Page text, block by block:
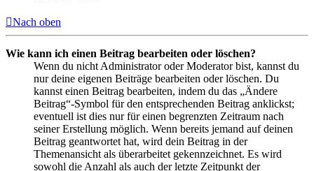
Nach oben
Wie kann ich einen Beitrag bearbeiten oder löschen?
Wenn du nicht Administrator oder Moderator bist, kannst du
nur deine eigenen Beiträge bearbeiten oder löschen. Du
kannst einen Beitrag bearbeiten, indem du das „Ändere
Beitrag“-Symbol für den entsprechenden Beitrag anklickst;
eventuell ist dies nur für einen begrenzten Zeitraum nach
seiner Erstellung möglich. Wenn bereits jemand auf deinen
Beitrag geantwortet hat, wird dein Beitrag in der
Themenansicht als überarbeitet gekennzeichnet. Es wird
sowohl die Anzahl als auch der letzte Zeitpunkt der